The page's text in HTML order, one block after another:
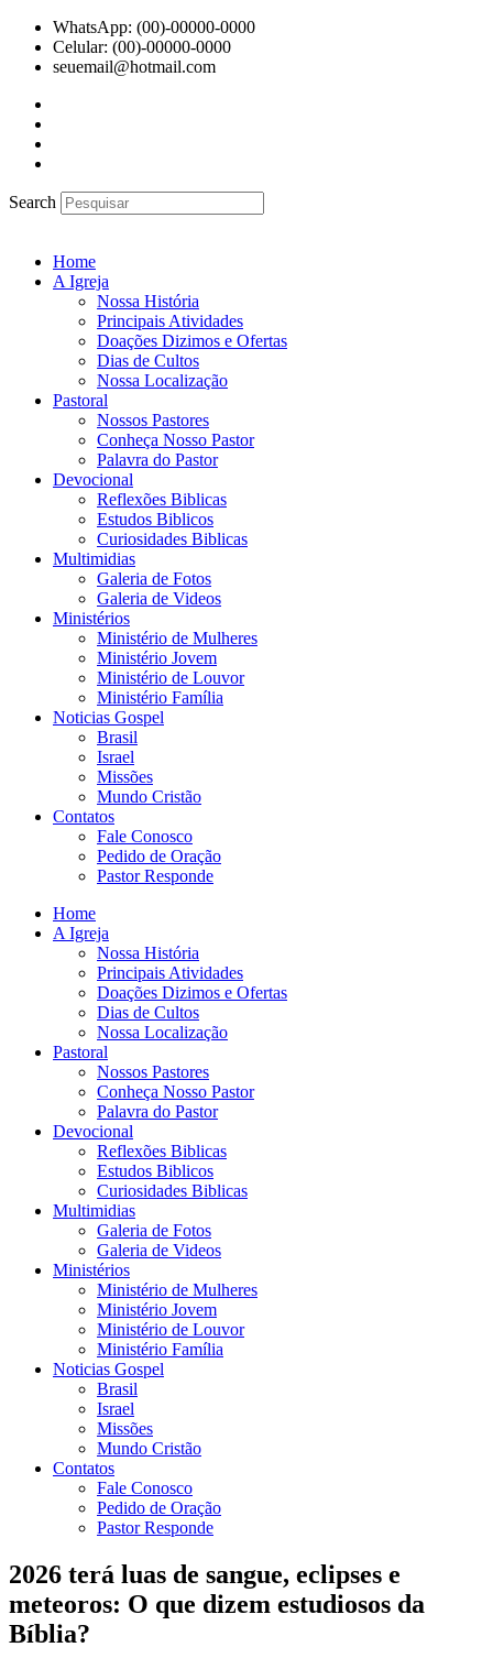
para
WhatsApp: (00)-00000-0000
Celular: (00)-00000-0000
seuemail@hotmail.com
Search
Home
A Igreja
Nossa História
Principais Atividades
Doações Dizimos e Ofertas
Dias de Cultos
Nossa Localização
Pastoral
Nossos Pastores
Conheça Nosso Pastor
Palavra do Pastor
Devocional
Reflexões Biblicas
Estudos Biblicos
Curiosidades Biblicas
Multimidias
Galeria de Fotos
Galeria de Videos
Ministérios
Ministério de Mulheres
Ministério Jovem
Ministério de Louvor
Ministério Família
Noticias Gospel
Brasil
Israel
Missões
Mundo Cristão
Contatos
Fale Conosco
Pedido de Oração
Pastor Responde
Home
A Igreja
Nossa História
Principais Atividades
Doações Dizimos e Ofertas
Dias de Cultos
Nossa Localização
Pastoral
Nossos Pastores
Conheça Nosso Pastor
Palavra do Pastor
Devocional
Reflexões Biblicas
Estudos Biblicos
Curiosidades Biblicas
Multimidias
Galeria de Fotos
Galeria de Videos
Ministérios
Ministério de Mulheres
Ministério Jovem
Ministério de Louvor
Ministério Família
Noticias Gospel
Brasil
Israel
Missões
Mundo Cristão
Contatos
Fale Conosco
Pedido de Oração
Pastor Responde
2026 terá luas de sangue, eclipses e
meteoros: O que dizem estudiosos da
Bíblia?